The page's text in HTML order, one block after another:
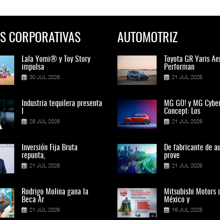
CORPORATIVAS
Lala Yomi® y Toy Story
impulsa
30 JUL 2026
Industria tequilera presenta
28 JUL 2026
Inversión Fija Bruta
repunta,
21 JUL 2026
Rodrigo Molina gana la
Beca Ar
21 JUL 2026
Lala Yomi® y Toy
impulsa
30 JUL 2026
Industria tequilera
28 JUL 2026
Inversión Fija Bruta
repunta,
21 JUL 2026
Rodrigo Molina gana
Beca Ar
21 JUL 2026
AUTOMOTRIZ
Toyota GR Yaris Aero
Performan
21 JUL 2026
MG GO! y MG Cyber
21 JUL 2026
De fabricante de autos a
prove
21 JUL 2026
Mitsubishi Motors de
México y
16 JUL 2026
Toyota GR Yaris
Performan
21 JUL 2026
MG GO! y MG
Concept: Los
21 JUL 2026
De fabricante de
prove
21 JUL 2026
Mitsubishi Motors
México y
16 JUL 2026